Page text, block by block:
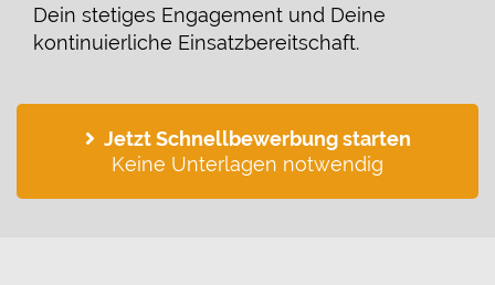
Dein stetiges Engagement und Deine
kontinuierliche Einsatzbereitschaft.
Jetzt Schnellbewerbung starten
Keine Unterlagen notwendig